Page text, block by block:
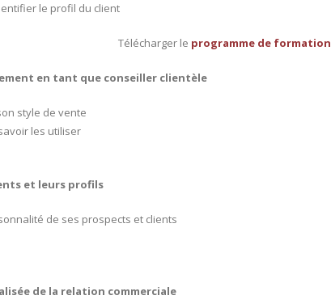
le profil du client
Télécharger le programme de formation
en tant que conseiller clientèle
style de vente
les utiliser
et leurs profils
de ses prospects et clients
de la relation commerciale